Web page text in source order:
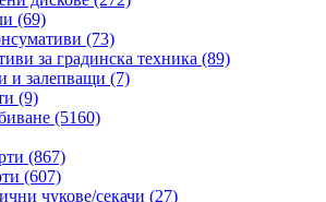
(69)
(73)
за градинска техника (89)
и залепващи (7)
(9)
(5160)
(867)
(607)
чукове/секачи (27)